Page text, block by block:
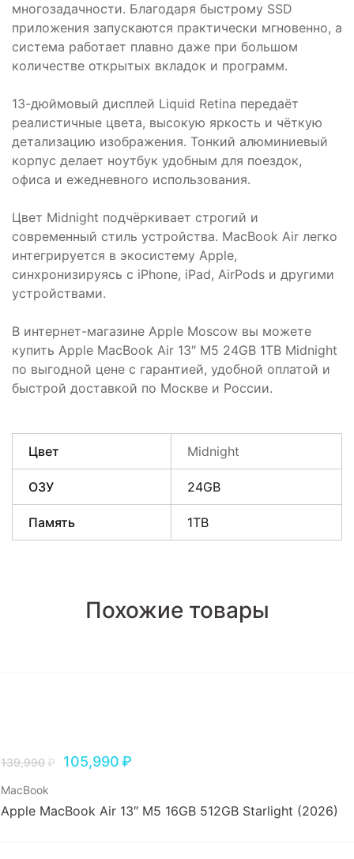
многозадачности. Благодаря быстрому SSD
приложения запускаются практически мгновенно, а
система работает плавно даже при большом
количестве открытых вкладок и программ.
13-дюймовый дисплей Liquid Retina передаёт
реалистичные цвета, высокую яркость и чёткую
детализацию изображения. Тонкий алюминиевый
корпус делает ноутбук удобным для поездок,
офиса и ежедневного использования.
Цвет Midnight подчёркивает строгий и
современный стиль устройства. MacBook Air легко
интегрируется в экосистему Apple,
синхронизируясь с iPhone, iPad, AirPods и другими
устройствами.
В интернет-магазине Apple Moscow вы можете
купить Apple MacBook Air 13″ M5 24GB 1TB Midnight
по выгодной цене с гарантией, удобной оплатой и
быстрой доставкой по Москве и России.
Цвет Midnight
ОЗУ 24GB
Память 1TB
Похожие товары
139,990₽ 105,990₽
MacBook
Apple MacBook Air 13″ M5 16GB 512GB Starlight (2026)